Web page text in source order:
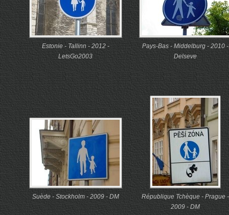
Estonie - Tallinn - 2012 -
LetsGo2003
Pays-Bas - Middelburg - 2010 -
Delseve
Suède - Stockholm - 2009 - DM
République Tchèque - Prague -
2009 - DM